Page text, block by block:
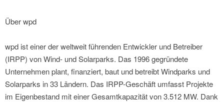
Über wpd
wpd ist einer der weltweit führenden Entwickler und Betreiber
(IRPP) von Wind- und Solarparks. Das 1996 gegründete
Unternehmen plant, finanziert, baut und betreibt Windparks und
Solarparks in 33 Ländern. Das IRPP-Geschäft umfasst Projekte
im Eigenbestand mit einer Gesamtkapazität von 3.512 MW. Dank